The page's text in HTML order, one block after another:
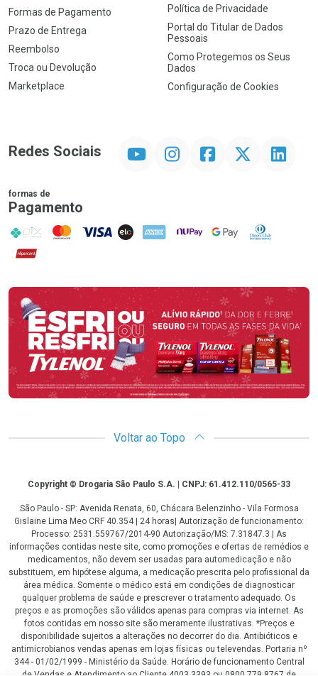
Formas de Pagamento
Prazo de Entrega
Reembolso
Troca ou Devolução
Marketplace
Política de Privacidade
Portal do Titular de Dados
Pessoais
Como Protegemos os Seus
Dados
Configuração de Cookies
Redes Sociais InstagramFacebook Linkedin
formas de
Pagamento
PIX MasterCard
VISA ELO AMEX NuPay Google PayDiners Club
Hipercard
Promoção em Destaque
Voltar ao Topo
CopyrightCopyright © Drogaria São Paulo S.A. | CNPJ: 61.412.110/0565-33
São Paulo - SP: Avenida Renata, 60, Chácara Belenzinho - Vila Formosa
Gislaine Lima Meo CRF 40.354 | 24 horas| Autorização de funcionamento:
Processo: 2531.559767/2014-90 Autorização/MS: 7.31847.3 | As
informações contidas neste site, como promoções e ofertas de remédios e
medicamentos, não devem ser usadas para automedicação e não
substituem, em hipótese alguma, a medicação prescrita pelo profissional da
área médica. Somente o médico está em condições de diagnosticar
qualquer problema de saúde e prescrever o tratamento adequado. Os
preços e as promoções são válidos apenas para compras via internet. As
fotos contidas em nosso site são meramente ilustrativas. *Preços e
disponibilidade sujeitos a alterações no decorrer do dia. Antibióticos e
antimicrobianos vendas apenas em lojas físicas ou televendas. Portaria nº
344 - 01/02/1999 - Ministério da Saúde. Horário de funcionamento Central